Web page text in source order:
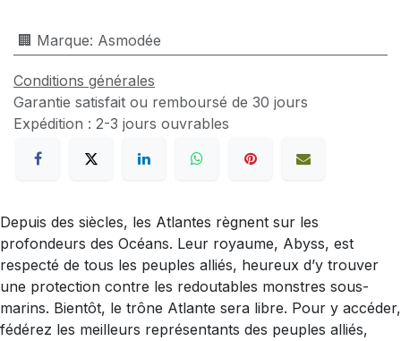
🏢 Marque: Asmodée
Conditions générales
Garantie satisfait ou remboursé de 30 jours
Expédition : 2-3 jours ouvrables
Depuis des siècles, les Atlantes règnent sur les
profondeurs des Océans. Leur royaume, Abyss, est
respecté de tous les peuples alliés, heureux d’y trouver
une protection contre les redoutables monstres sous-
marins. Bientôt, le trône Atlante sera libre. Pour y accéder,
fédérez les meilleurs représentants des peuples alliés,